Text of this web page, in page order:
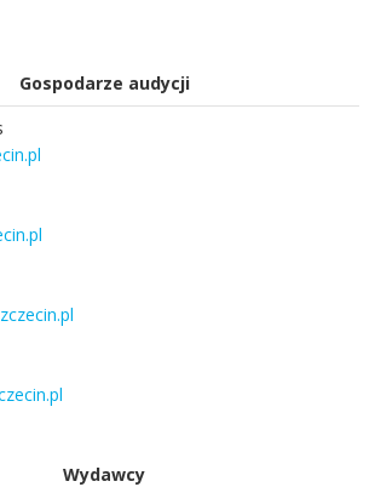
Gospodarze audycji
Wydawcy